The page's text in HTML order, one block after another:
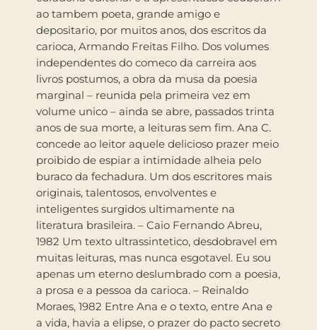
ao tambem poeta, grande amigo e
depositario, por muitos anos, dos escritos da
carioca, Armando Freitas Filho. Dos volumes
independentes do comeco da carreira aos
livros postumos, a obra da musa da poesia
marginal – reunida pela primeira vez em
volume unico – ainda se abre, passados trinta
anos de sua morte, a leituras sem fim. Ana C.
concede ao leitor aquele delicioso prazer meio
proibido de espiar a intimidade alheia pelo
buraco da fechadura. Um dos escritores mais
originais, talentosos, envolventes e
inteligentes surgidos ultimamente na
literatura brasileira. – Caio Fernando Abreu,
1982 Um texto ultrassintetico, desdobravel em
muitas leituras, mas nunca esgotavel. Eu sou
apenas um eterno deslumbrado com a poesia,
a prosa e a pessoa da carioca. – Reinaldo
Moraes, 1982 Entre Ana e o texto, entre Ana e
a vida, havia a elipse, o prazer do pacto secreto